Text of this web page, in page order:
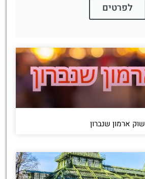
לפרטים
שוק ארמון שנברון